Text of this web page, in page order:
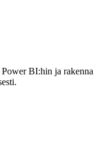
BI:hin ja rakenna